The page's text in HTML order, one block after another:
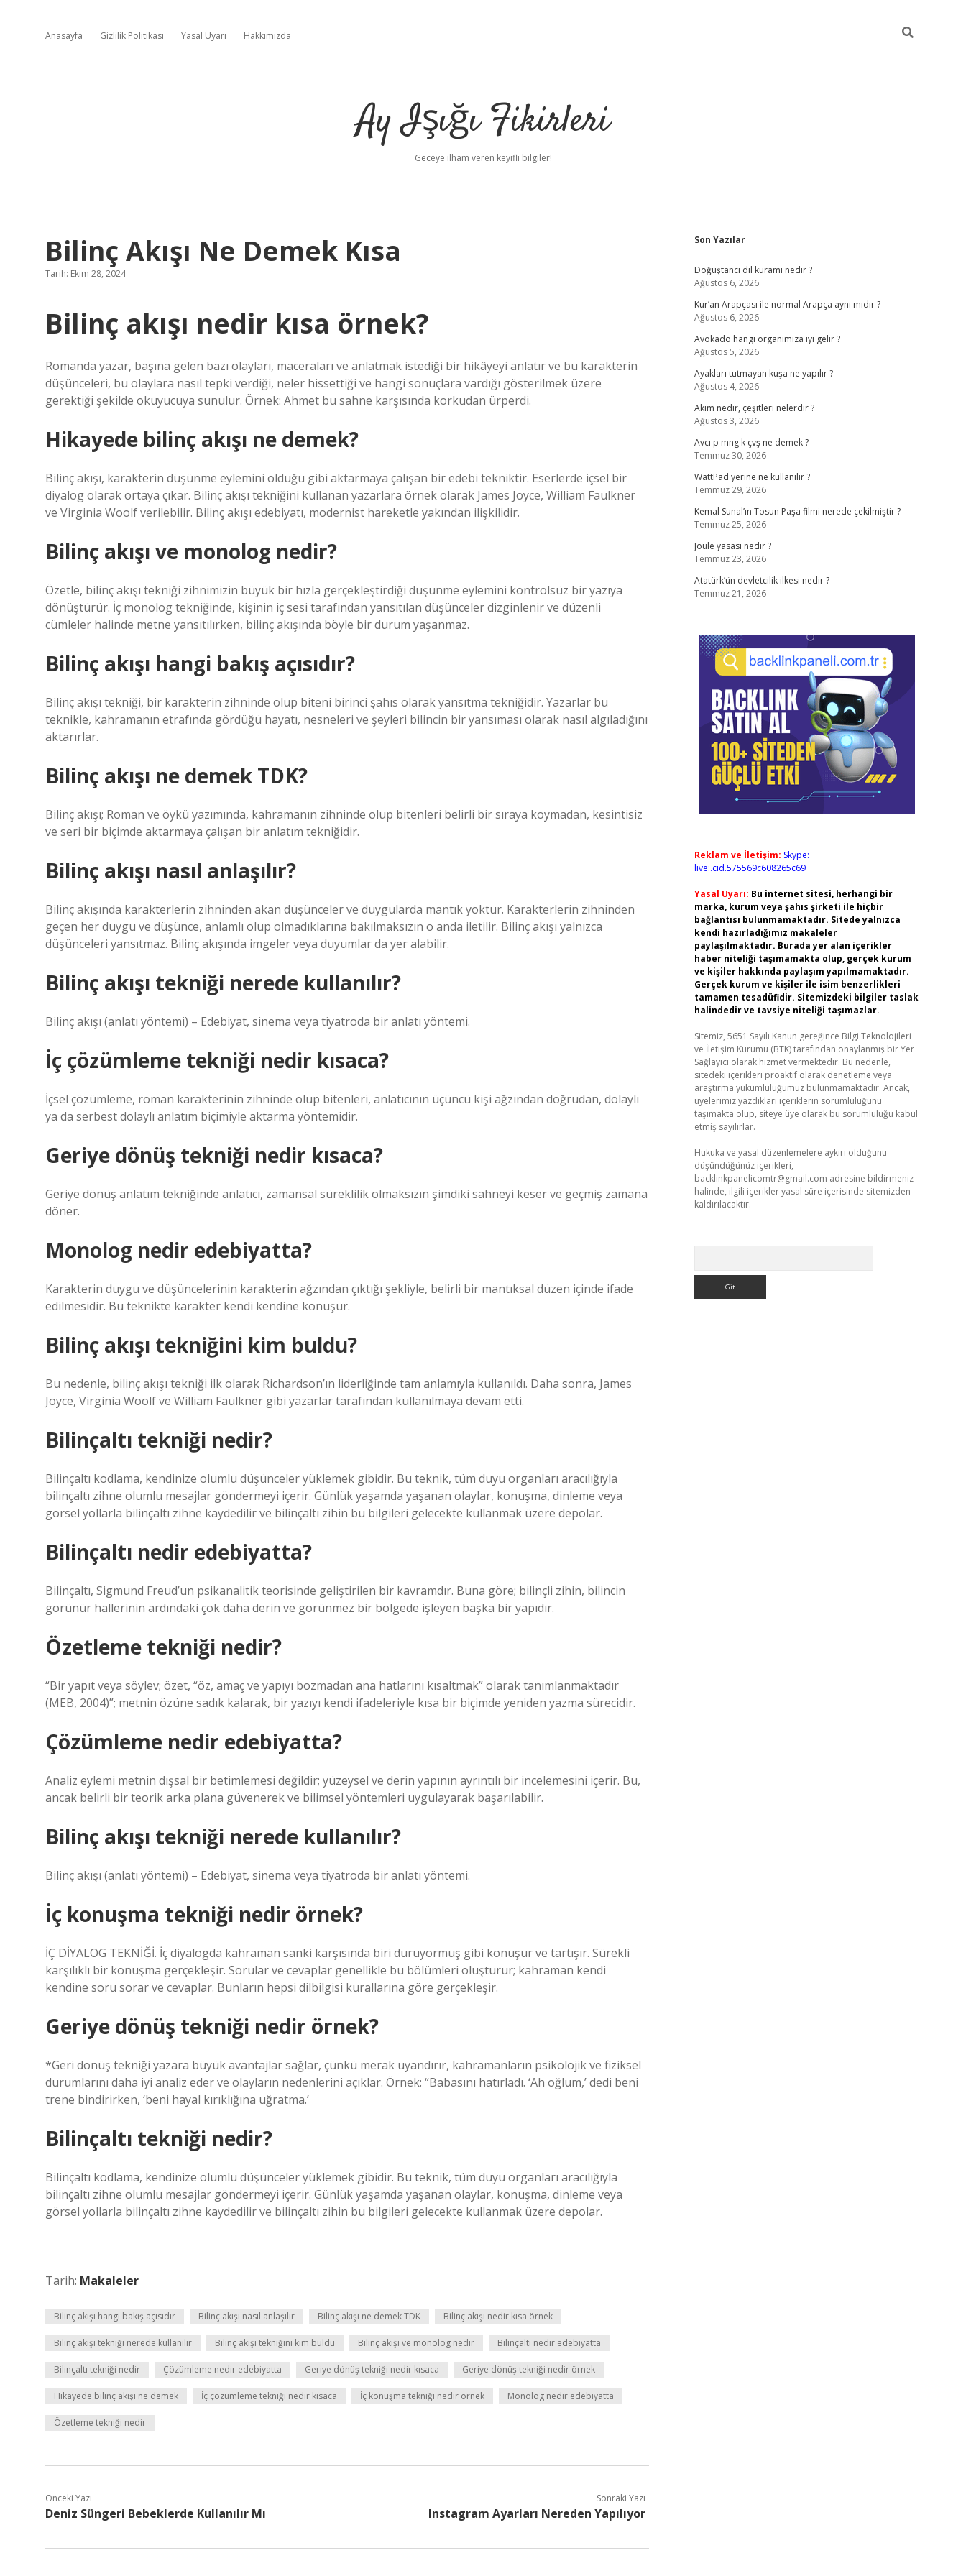
Anasayfa Gizlilik Politikası Yasal Uyarı Hakkımızda
Ay Işığı Fikirleri
Geceye ilham veren keyifli bilgiler!
Bilinç Akışı Ne Demek Kısa
Tarih: Ekim 28, 2024
Bilinç akışı nedir kısa örnek?
Romanda yazar, başına gelen bazı olayları, maceraları ve anlatmak istediği bir hikâyeyi anlatır ve bu karakterin
düşünceleri, bu olaylara nasıl tepki verdiği, neler hissettiği ve hangi sonuçlara vardığı gösterilmek üzere
gerektiği şekilde okuyucuya sunulur. Örnek: Ahmet bu sahne karşısında korkudan ürperdi.
Hikayede bilinç akışı ne demek?
Bilinç akışı, karakterin düşünme eylemini olduğu gibi aktarmaya çalışan bir edebi tekniktir. Eserlerde içsel bir
diyalog olarak ortaya çıkar. Bilinç akışı tekniğini kullanan yazarlara örnek olarak James Joyce, William Faulkner
ve Virginia Woolf verilebilir. Bilinç akışı edebiyatı, modernist hareketle yakından ilişkilidir.
Bilinç akışı ve monolog nedir?
Özetle, bilinç akışı tekniği zihnimizin büyük bir hızla gerçekleştirdiği düşünme eylemini kontrolsüz bir yazıya
dönüştürür. İç monolog tekniğinde, kişinin iç sesi tarafından yansıtılan düşünceler dizginlenir ve düzenli
cümleler halinde metne yansıtılırken, bilinç akışında böyle bir durum yaşanmaz.
Bilinç akışı hangi bakış açısıdır?
Bilinç akışı tekniği, bir karakterin zihninde olup biteni birinci şahıs olarak yansıtma tekniğidir. Yazarlar bu
teknikle, kahramanın etrafında gördüğü hayatı, nesneleri ve şeyleri bilincin bir yansıması olarak nasıl algıladığını
aktarırlar.
Bilinç akışı ne demek TDK?
Bilinç akışı; Roman ve öykü yazımında, kahramanın zihninde olup bitenleri belirli bir sıraya koymadan, kesintisiz
ve seri bir biçimde aktarmaya çalışan bir anlatım tekniğidir.
Bilinç akışı nasıl anlaşılır?
Bilinç akışında karakterlerin zihninden akan düşünceler ve duygularda mantık yoktur. Karakterlerin zihninden
geçen her duygu ve düşünce, anlamlı olup olmadıklarına bakılmaksızın o anda iletilir. Bilinç akışı yalnızca
düşünceleri yansıtmaz. Bilinç akışında imgeler veya duyumlar da yer alabilir.
Bilinç akışı tekniği nerede kullanılır?
Bilinç akışı (anlatı yöntemi) – Edebiyat, sinema veya tiyatroda bir anlatı yöntemi.
İç çözümleme tekniği nedir kısaca?
İçsel çözümleme, roman karakterinin zihninde olup bitenleri, anlatıcının üçüncü kişi ağzından doğrudan, dolaylı
ya da serbest dolaylı anlatım biçimiyle aktarma yöntemidir.
Geriye dönüş tekniği nedir kısaca?
Geriye dönüş anlatım tekniğinde anlatıcı, zamansal süreklilik olmaksızın şimdiki sahneyi keser ve geçmiş zamana
döner.
Monolog nedir edebiyatta?
Karakterin duygu ve düşüncelerinin karakterin ağzından çıktığı şekliyle, belirli bir mantıksal düzen içinde ifade
edilmesidir. Bu teknikte karakter kendi kendine konuşur.
Bilinç akışı tekniğini kim buldu?
Bu nedenle, bilinç akışı tekniği ilk olarak Richardson’ın liderliğinde tam anlamıyla kullanıldı. Daha sonra, James
Joyce, Virginia Woolf ve William Faulkner gibi yazarlar tarafından kullanılmaya devam etti.
Bilinçaltı tekniği nedir?
Bilinçaltı kodlama, kendinize olumlu düşünceler yüklemek gibidir. Bu teknik, tüm duyu organları aracılığıyla
bilinçaltı zihne olumlu mesajlar göndermeyi içerir. Günlük yaşamda yaşanan olaylar, konuşma, dinleme veya
görsel yollarla bilinçaltı zihne kaydedilir ve bilinçaltı zihin bu bilgileri gelecekte kullanmak üzere depolar.
Bilinçaltı nedir edebiyatta?
Bilinçaltı, Sigmund Freud’un psikanalitik teorisinde geliştirilen bir kavramdır. Buna göre; bilinçli zihin, bilincin
görünür hallerinin ardındaki çok daha derin ve görünmez bir bölgede işleyen başka bir yapıdır.
Özetleme tekniği nedir?
“Bir yapıt veya söylev; özet, “öz, amaç ve yapıyı bozmadan ana hatlarını kısaltmak” olarak tanımlanmaktadır
(MEB, 2004)”; metnin özüne sadık kalarak, bir yazıyı kendi ifadeleriyle kısa bir biçimde yeniden yazma sürecidir.
Çözümleme nedir edebiyatta?
Analiz eylemi metnin dışsal bir betimlemesi değildir; yüzeysel ve derin yapının ayrıntılı bir incelemesini içerir. Bu,
ancak belirli bir teorik arka plana güvenerek ve bilimsel yöntemleri uygulayarak başarılabilir.
Bilinç akışı tekniği nerede kullanılır?
Bilinç akışı (anlatı yöntemi) – Edebiyat, sinema veya tiyatroda bir anlatı yöntemi.
İç konuşma tekniği nedir örnek?
İÇ DİYALOG TEKNİĞİ. İç diyalogda kahraman sanki karşısında biri duruyormuş gibi konuşur ve tartışır. Sürekli
karşılıklı bir konuşma gerçekleşir. Sorular ve cevaplar genellikle bu bölümleri oluşturur; kahraman kendi
kendine soru sorar ve cevaplar. Bunların hepsi dilbilgisi kurallarına göre gerçekleşir.
Geriye dönüş tekniği nedir örnek?
*Geri dönüş tekniği yazara büyük avantajlar sağlar, çünkü merak uyandırır, kahramanların psikolojik ve fiziksel
durumlarını daha iyi analiz eder ve olayların nedenlerini açıklar. Örnek: “Babasını hatırladı. ‘Ah oğlum,’ dedi beni
trene bindirirken, ‘beni hayal kırıklığına uğratma.’
Bilinçaltı tekniği nedir?
Bilinçaltı kodlama, kendinize olumlu düşünceler yüklemek gibidir. Bu teknik, tüm duyu organları aracılığıyla
bilinçaltı zihne olumlu mesajlar göndermeyi içerir. Günlük yaşamda yaşanan olaylar, konuşma, dinleme veya
görsel yollarla bilinçaltı zihne kaydedilir ve bilinçaltı zihin bu bilgileri gelecekte kullanmak üzere depolar.
Tarih: Makaleler
Bilinç akışı hangi bakış açısıdır Bilinç akışı nasıl anlaşılır Bilinç akışı ne demek TDK Bilinç akışı nedir kısa örnek
Bilinç akışı tekniği nerede kullanılır Bilinç akışı tekniğini kim buldu Bilinç akışı ve monolog nedir Bilinçaltı nedir edebiyatta
Bilinçaltı tekniği nedir Çözümleme nedir edebiyatta Geriye dönüş tekniği nedir kısaca Geriye dönüş tekniği nedir örnek
Hikayede bilinç akışı ne demek İç çözümleme tekniği nedir kısaca İç konuşma tekniği nedir örnek Monolog nedir edebiyatta
Özetleme tekniği nedir
Önceki Yazı
Deniz Süngeri Bebeklerde Kullanılır Mı
Sonraki Yazı
Instagram Ayarları Nereden Yapılıyor
Sidebar
Son Yazılar
Doğuştancı dil kuramı nedir ?
Ağustos 6, 2026
Kur’an Arapçası ile normal Arapça aynı mıdır ?
Ağustos 6, 2026
Avokado hangi organımıza iyi gelir ?
Ağustos 5, 2026
Ayakları tutmayan kuşa ne yapılır ?
Ağustos 4, 2026
Akım nedir, çeşitleri nelerdir ?
Ağustos 3, 2026
Avcı p mng k çvş ne demek ?
Temmuz 30, 2026
WattPad yerine ne kullanılır ?
Temmuz 29, 2026
Kemal Sunal’ın Tosun Paşa filmi nerede çekilmiştir ?
Temmuz 25, 2026
Joule yasası nedir ?
Temmuz 23, 2026
Atatürk’ün devletcilik ilkesi nedir ?
Temmuz 21, 2026
Reklam ve İletişim: Skype:
live:.cid.575569c608265c69
Yasal Uyarı: Bu internet sitesi, herhangi bir
marka, kurum veya şahıs şirketi ile hiçbir
bağlantısı bulunmamaktadır. Sitede yalnızca
kendi hazırladığımız makaleler
paylaşılmaktadır. Burada yer alan içerikler
haber niteliği taşımamakta olup, gerçek kurum
ve kişiler hakkında paylaşım yapılmamaktadır.
Gerçek kurum ve kişiler ile isim benzerlikleri
tamamen tesadüfidir. Sitemizdeki bilgiler taslak
halindedir ve tavsiye niteliği taşımazlar.
Sitemiz, 5651 Sayılı Kanun gereğince Bilgi Teknolojileri
ve İletişim Kurumu (BTK) tarafından onaylanmış bir Yer
Sağlayıcı olarak hizmet vermektedir. Bu nedenle,
sitedeki içerikleri proaktif olarak denetleme veya
araştırma yükümlülüğümüz bulunmamaktadır. Ancak,
üyelerimiz yazdıkları içeriklerin sorumluluğunu
taşımakta olup, siteye üye olarak bu sorumluluğu kabul
etmiş sayılırlar.
Hukuka ve yasal düzenlemelere aykırı olduğunu
düşündüğünüz içerikleri,
backlinkpanelicomtr@gmail.com adresine bildirmeniz
halinde, ilgili içerikler yasal süre içerisinde sitemizden
kaldırılacaktır.